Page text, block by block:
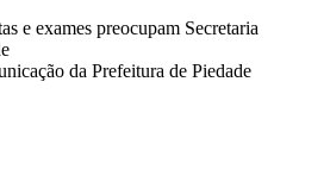
da Prefeitura de Piedade